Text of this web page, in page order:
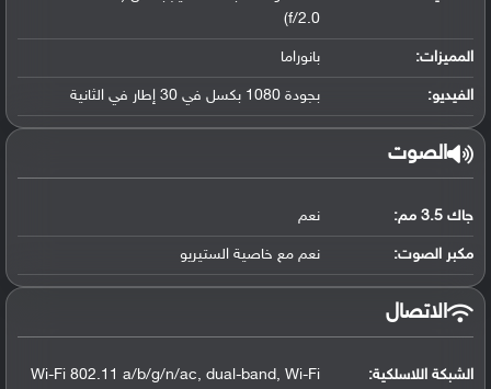
f/2.0)
المميزات: بانوراما
الفيديو: بجودة 1080 بكسل في 30 إطار في الثانية
الصوت
جاك 3.5 مم: نعم
مكبر الصوت: نعم مع خاصية الستيريو
الاتصال
الشبكة اللاسلكية:
Wi-Fi 802.11 a/b/g/n/ac, dual-band, Wi-Fi